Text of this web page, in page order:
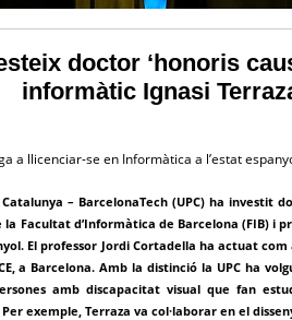
doctor ‘honoris
informàtic Ignasi
a llicenciar-se en Informàtica a l’estat
– BarcelonaTech (UPC) ha investit
la Facultat d’Informàtica de Barcelona (FIB) i
El professor Jordi Cortadella ha actuat com
a Barcelona. Amb la distinció la UPC ha
amb discapacitat visual que fan
exemple, Terraza va col·laborar en el